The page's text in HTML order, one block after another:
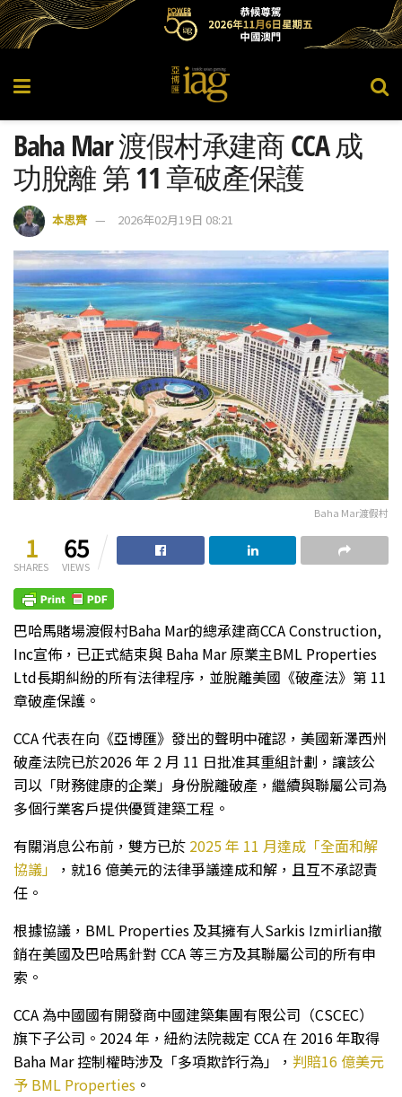
Baha Mar 渡假村承建商 CCA 成
功脫離 第 11 章破產保護
本思齊 2026年02月19日 08:21
Baha Mar渡假村
1
SHARES
65
VIEWS
巴哈馬賭場渡假村Baha Mar的總承建商CCA Construction,
Inc宣佈，已正式結束與 Baha Mar 原業主BML Properties
Ltd長期糾紛的所有法律程序，並脫離美國《破產法》第 11
章破產保護。
CCA 代表在向《亞博匯》發出的聲明中確認，美國新澤西州
破產法院已於2026 年 2 月 11 日批准其重組計劃，讓該公
司以「財務健康的企業」身份脫離破產，繼續與聯屬公司為
多個行業客戶提供優質建築工程。
有關消息公布前，雙方已於 2025 年 11 月達成「全面和解
協議」
，就16 億美元的法律爭議達成和解，且互不承認責
任。
根據協議，BML Properties 及其擁有人Sarkis Izmirlian撤
銷在美國及巴哈馬針對 CCA 等三方及其聯屬公司的所有申
索。
CCA 為中國國有開發商中國建築集團有限公司（CSCEC）
旗下子公司。2024 年，紐約法院裁定 CCA 在 2016 年取得
Baha Mar 控制權時涉及「多項欺詐行為」， 判賠16 億美元
予 BML Properties 。